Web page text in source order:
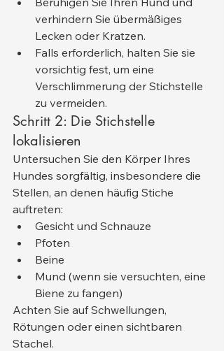
verhindern Sie übermäßiges
Lecken oder Kratzen.
Falls erforderlich, halten Sie sie
vorsichtig fest, um eine
Verschlimmerung der Stichstelle
zu vermeiden.
Schritt 2: Die Stichstelle
lokalisieren
Untersuchen Sie den Körper Ihres
Hundes sorgfältig, insbesondere die
Stellen, an denen häufig Stiche
auftreten:
Gesicht und Schnauze
Pfoten
Beine
Mund (wenn sie versuchten, eine
Biene zu fangen)
Achten Sie auf Schwellungen,
Rötungen oder einen sichtbaren
Stachel.